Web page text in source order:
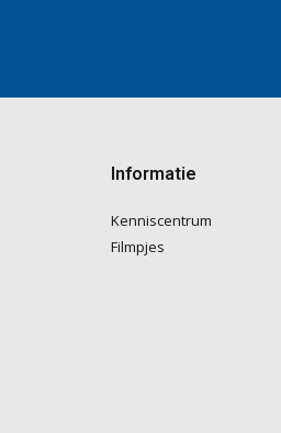
Informatie
Kenniscentrum
Filmpjes